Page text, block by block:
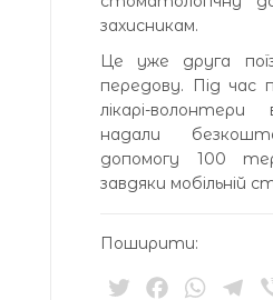
захисникам.
Це уже друга
передову. Під час
лікарі-
надали
допомогу 100
завдяки мобільній
Поширити:
TwitterFacebook